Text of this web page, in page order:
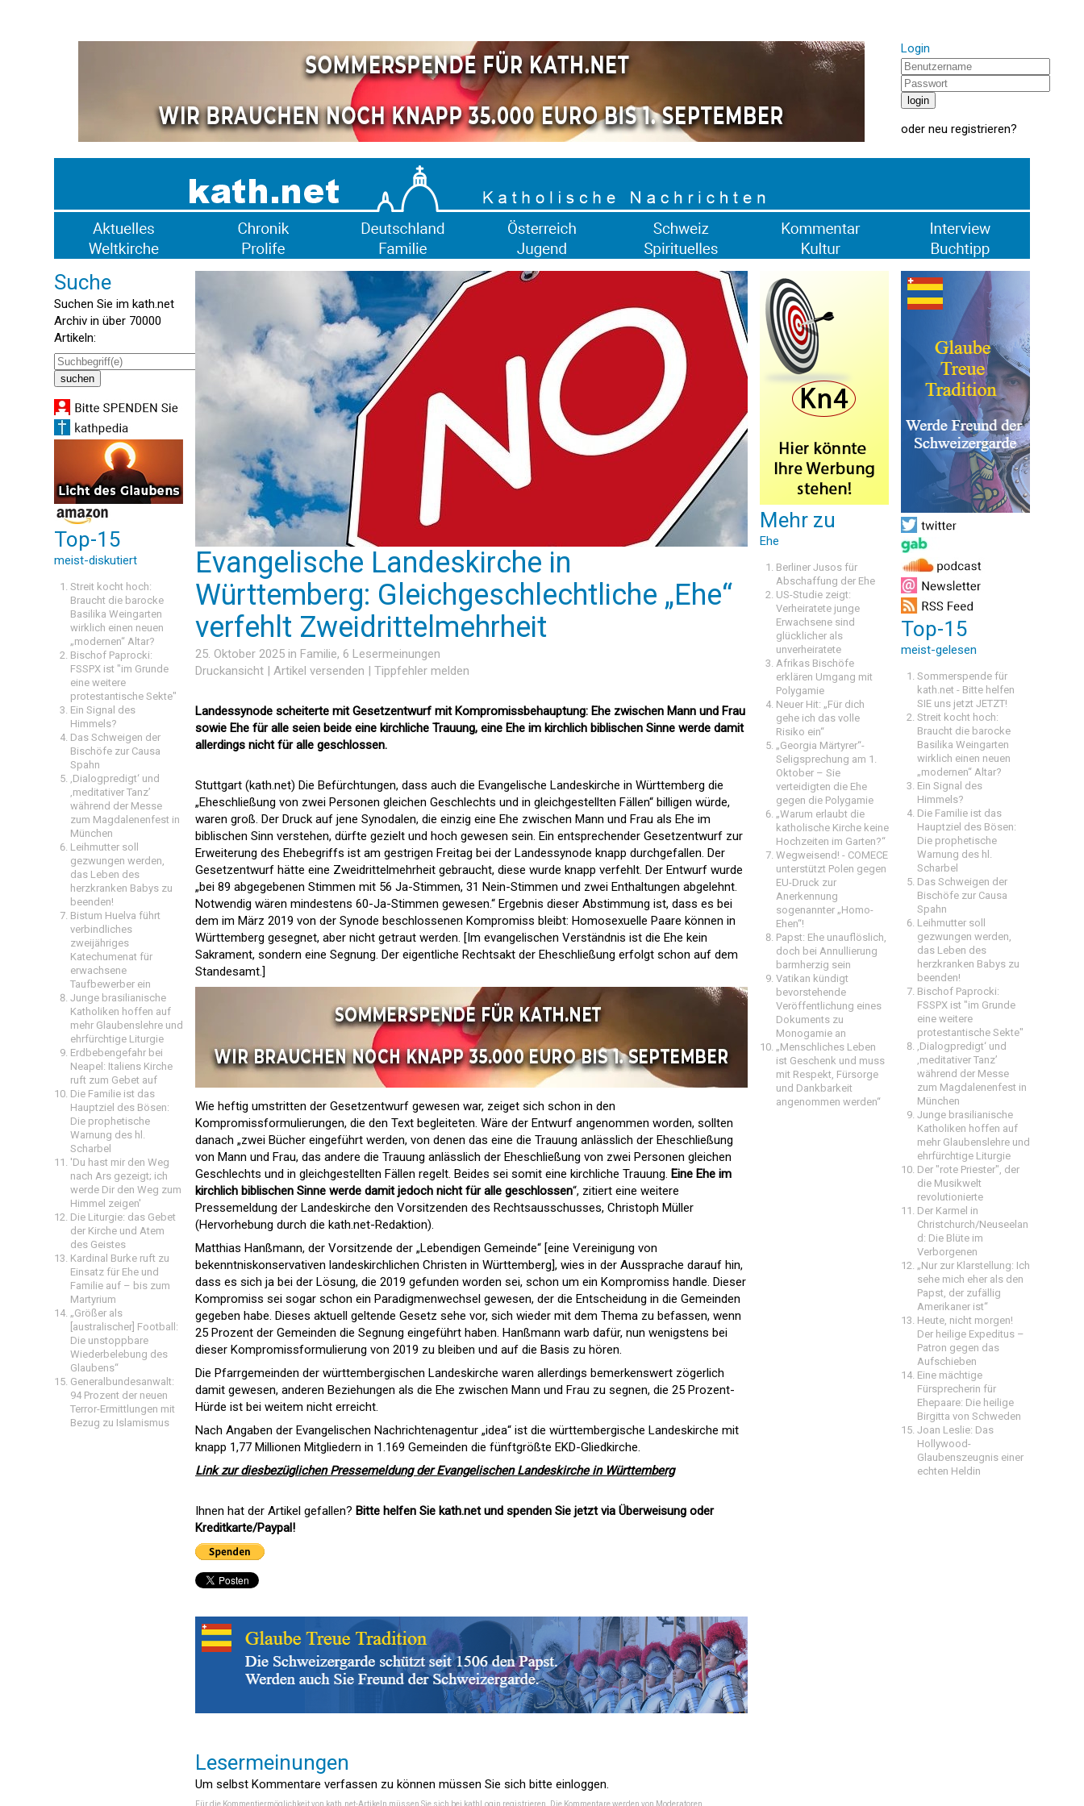
Login
oder neu registrieren?
Suche
Suchen Sie im kath.net
Archiv in über 70000
Artikeln:
Top-15
meist-diskutiert
Streit kocht hoch:
Braucht die barocke
Basilika Weingarten
wirklich einen neuen
„modernen“ Altar?
Bischof Paprocki:
FSSPX ist "im Grunde
eine weitere
protestantische Sekte"
Ein Signal des
Himmels?
Das Schweigen der
Bischöfe zur Causa
Spahn
‚Dialogpredigt‘ und
‚meditativer Tanz’
während der Messe
zum Magdalenenfest in
München
Leihmutter soll
gezwungen werden,
das Leben des
herzkranken Babys zu
beenden!
Bistum Huelva führt
verbindliches
zweijähriges
Katechumenat für
erwachsene
Taufbewerber ein
Junge brasilianische
Katholiken hoffen auf
mehr Glaubenslehre und
ehrfürchtige Liturgie
Erdbebengefahr bei
Neapel: Italiens Kirche
ruft zum Gebet auf
Die Familie ist das
Hauptziel des Bösen:
Die prophetische
Warnung des hl.
Scharbel
'Du hast mir den Weg
nach Ars gezeigt; ich
werde Dir den Weg zum
Himmel zeigen'
Die Liturgie: das Gebet
der Kirche und Atem
des Geistes
Kardinal Burke ruft zu
Einsatz für Ehe und
Familie auf – bis zum
Martyrium
„Größer als
[australischer] Football:
Die unstoppbare
Wiederbelebung des
Glaubens“
Generalbundesanwalt:
94 Prozent der neuen
Terror-Ermittlungen mit
Bezug zu Islamismus
Evangelische Landeskirche in
Württemberg: Gleichgeschlechtliche „Ehe“
verfehlt Zweidrittelmehrheit
25. Oktober 2025 in Familie, 6 Lesermeinungen
Druckansicht | Artikel versenden | Tippfehler melden
Landessynode scheiterte mit Gesetzentwurf mit Kompromissbehauptung: Ehe zwischen Mann und Frau
sowie Ehe für alle seien beide eine kirchliche Trauung, eine Ehe im kirchlich biblischen Sinne werde damit
allerdings nicht für alle geschlossen.
Stuttgart (kath.net) Die Befürchtungen, dass auch die Evangelische Landeskirche in Württemberg die
„Eheschließung von zwei Personen gleichen Geschlechts und in gleichgestellten Fällen“ billigen würde,
waren groß. Der Druck auf jene Synodalen, die einzig eine Ehe zwischen Mann und Frau als Ehe im
biblischen Sinn verstehen, dürfte gezielt und hoch gewesen sein. Ein entsprechender Gesetzentwurf zur
Erweiterung des Ehebegriffs ist am gestrigen Freitag bei der Landessynode knapp durchgefallen. Der
Gesetzentwurf hätte eine Zweidrittelmehrheit gebraucht, diese wurde knapp verfehlt. Der Entwurf wurde
„bei 89 abgegebenen Stimmen mit 56 Ja-Stimmen, 31 Nein-Stimmen und zwei Enthaltungen abgelehnt.
Notwendig wären mindestens 60-Ja-Stimmen gewesen.“ Ergebnis dieser Abstimmung ist, dass es bei
dem im März 2019 von der Synode beschlossenen Kompromiss bleibt: Homosexuelle Paare können in
Württemberg gesegnet, aber nicht getraut werden. [Im evangelischen Verständnis ist die Ehe kein
Sakrament, sondern eine Segnung. Der eigentliche Rechtsakt der Eheschließung erfolgt schon auf dem
Standesamt.]
Wie heftig umstritten der Gesetzentwurf gewesen war, zeiget sich schon in den
Kompromissformulierungen, die den Text begleiteten. Wäre der Entwurf angenommen worden, sollten
danach „zwei Bücher eingeführt werden, von denen das eine die Trauung anlässlich der Eheschließung
von Mann und Frau, das andere die Trauung anlässlich der Eheschließung von zwei Personen gleichen
Geschlechts und in gleichgestellten Fällen regelt. Beides sei somit eine kirchliche Trauung. Eine Ehe im
kirchlich biblischen Sinne werde damit jedoch nicht für alle geschlossen“, zitiert eine weitere
Pressemeldung der Landeskirche den Vorsitzenden des Rechtsausschusses, Christoph Müller
(Hervorhebung durch die kath.net-Redaktion).
Matthias Hanßmann, der Vorsitzende der „Lebendigen Gemeinde“ [eine Vereinigung von
bekenntniskonservativen landeskirchlichen Christen in Württemberg], wies in der Aussprache darauf hin,
dass es sich ja bei der Lösung, die 2019 gefunden worden sei, schon um ein Kompromiss handle. Dieser
Kompromiss sei sogar schon ein Paradigmenwechsel gewesen, der die Entscheidung in die Gemeinden
gegeben habe. Dieses aktuell geltende Gesetz sehe vor, sich wieder mit dem Thema zu befassen, wenn
25 Prozent der Gemeinden die Segnung eingeführt haben. Hanßmann warb dafür, nun wenigstens bei
dieser Kompromissformulierung von 2019 zu bleiben und auf die Basis zu hören.
Die Pfarrgemeinden der württembergischen Landeskirche waren allerdings bemerkenswert zögerlich
damit gewesen, anderen Beziehungen als die Ehe zwischen Mann und Frau zu segnen, die 25 Prozent-
Hürde ist bei weitem nicht erreicht.
Nach Angaben der Evangelischen Nachrichtenagentur „idea“ ist die württembergische Landeskirche mit
knapp 1,77 Millionen Mitgliedern in 1.169 Gemeinden die fünftgrößte EKD-Gliedkirche.
Link zur diesbezüglichen Pressemeldung der Evangelischen Landeskirche in Württemberg
Ihnen hat der Artikel gefallen? Bitte helfen Sie kath.net und spenden Sie jetzt via Überweisung oder
Kreditkarte/Paypal!
Lesermeinungen
Um selbst Kommentare verfassen zu können müssen Sie sich bitte einloggen.
Für die Kommentiermöglichkeit von kath.net-Artikeln müssen Sie sich bei kathLogin registrieren . Die Kommentare werden von Moderatoren
Mehr zu
Ehe
Berliner Jusos für
Abschaffung der Ehe
US-Studie zeigt:
Verheiratete junge
Erwachsene sind
glücklicher als
unverheiratete
Afrikas Bischöfe
erklären Umgang mit
Polygamie
Neuer Hit: „Für dich
gehe ich das volle
Risiko ein“
„Georgia Märtyrer“-
Seligsprechung am 1.
Oktober – Sie
verteidigten die Ehe
gegen die Polygamie
„Warum erlaubt die
katholische Kirche keine
Hochzeiten im Garten?“
Wegweisend! - COMECE
unterstützt Polen gegen
EU-Druck zur
Anerkennung
sogenannter „Homo-
Ehen“!
Papst: Ehe unauflöslich,
doch bei Annullierung
barmherzig sein
Vatikan kündigt
bevorstehende
Veröffentlichung eines
Dokuments zu
Monogamie an
„Menschliches Leben
ist Geschenk und muss
mit Respekt, Fürsorge
und Dankbarkeit
angenommen werden“
Top-15
meist-gelesen
Sommerspende für
kath.net - Bitte helfen
SIE uns jetzt JETZT!
Streit kocht hoch:
Braucht die barocke
Basilika Weingarten
wirklich einen neuen
„modernen“ Altar?
Ein Signal des
Himmels?
Die Familie ist das
Hauptziel des Bösen:
Die prophetische
Warnung des hl.
Scharbel
Das Schweigen der
Bischöfe zur Causa
Spahn
Leihmutter soll
gezwungen werden,
das Leben des
herzkranken Babys zu
beenden!
Bischof Paprocki:
FSSPX ist "im Grunde
eine weitere
protestantische Sekte"
‚Dialogpredigt‘ und
‚meditativer Tanz’
während der Messe
zum Magdalenenfest in
München
Junge brasilianische
Katholiken hoffen auf
mehr Glaubenslehre und
ehrfürchtige Liturgie
Der "rote Priester", der
die Musikwelt
revolutionierte
Der Karmel in
Christchurch/Neuseelan
d: Die Blüte im
Verborgenen
„Nur zur Klarstellung: Ich
sehe mich eher als den
Papst, der zufällig
Amerikaner ist“
Heute, nicht morgen!
Der heilige Expeditus –
Patron gegen das
Aufschieben
Eine mächtige
Fürsprecherin für
Ehepaare: Die heilige
Birgitta von Schweden
Joan Leslie: Das
Hollywood-
Glaubenszeugnis einer
echten Heldin